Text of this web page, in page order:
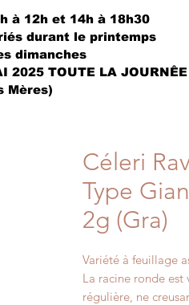
à 12h et 14h à 18h30
durant le printemps
dimanches
2025 TOUTE LA JOURNÊE
Mères)
Céleri
Type
2g (Gra)
Variété à feuillage
La racine ronde est
régulière, ne